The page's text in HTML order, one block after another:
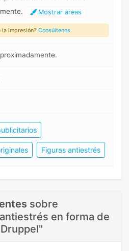
Mostrar areas
la impresión? Consúltenos
Figuras antiestrés
sobre
en forma de